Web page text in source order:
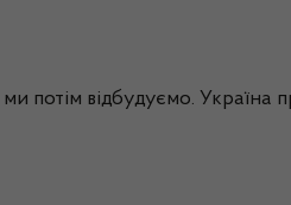
потім відбудуємо. Україна